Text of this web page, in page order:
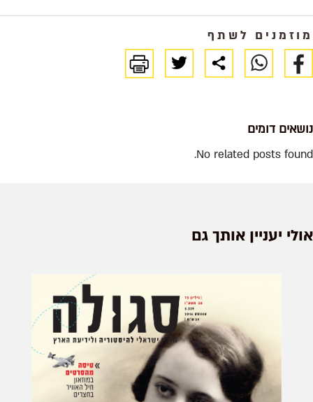
מוזמנים לשתף
נושאים דומים
No related posts found.
אולי יעניין אותך גם